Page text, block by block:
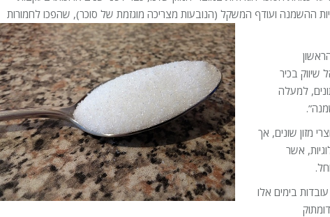
ההשמנה ועודף המשקל (הנובעות מצריכה מוגזמת של סוכר), שהפכו לחמורות
שיווק בכיר
למעלה
מזון שונים, אך
אשר
בימים אלו